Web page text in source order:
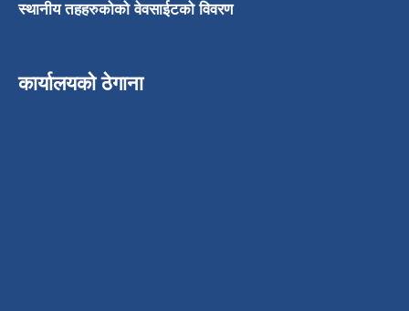
स्थानीय तहहरुकोको वेवसाईटको विवरण
कार्यालयको ठेगाना